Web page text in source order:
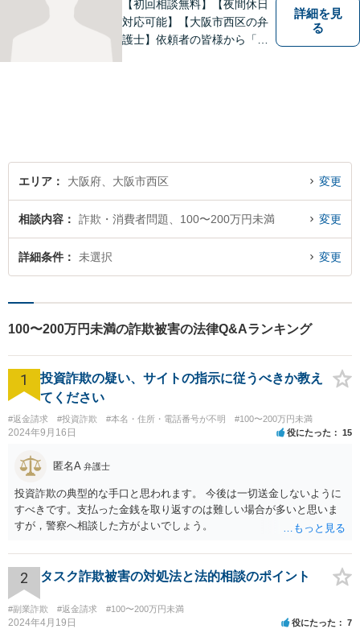
【初回相談無料】【夜間休日
対応可能】【大阪市西区の弁
護士】依頼者の皆様から「お
詳細を見
る
エリア 大阪府、大阪市西区 変更
相談内容 詐欺・消費者問題、100〜200万円未満 変更
詳細条件 未選択 変更
100〜200万円未満の詐欺被害の法律Q&Aランキング
1
投資詐欺の疑い、サイトの指示に従うべきか教え
てください
#返金請求 #投資詐欺 #本名・住所・電話番号が不明 #100〜200万円未満
2024年9月16日 役にたった 15
匿名A 弁護士
投資詐欺の典型的な手口と思われます。 今後は一切送金しないように
すべきです。支払った金銭を取り返すのは難しい場合が多いと思いま
すが，警察へ相談した方がよいでしょう。
2 タスク詐欺被害の対処法と法的相談のポイント
#副業詐欺 #返金請求 #100〜200万円未満
2024年4月19日 役にたった 7